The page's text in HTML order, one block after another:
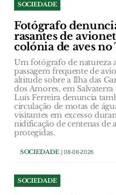
SOCIEDADE
Fotógrafo
rasantes de
colónia de aves no
Um fotógrafo de natureza
passagem frequente de
altitude sobre a Ilha das
dos Amores, em Salvaterra
Luís Ferreira denuncia
circulação de motas de
visitantes em excesso
nidificação de centenas de
protegidas.
SOCIEDADE| 08-08-2026
SOCIEDADE